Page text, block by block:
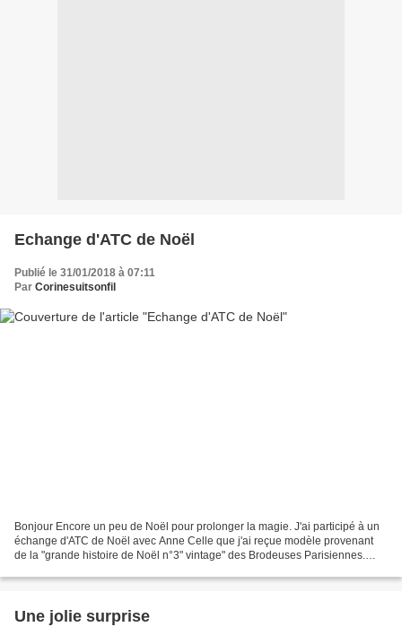
Echange d'ATC de Noël
Publié le 31/01/2018 à 07:11
Par Corinesuitsonfil
Bonjour Encore un peu de Noël pour prolonger la magie. J'ai participé à un
échange d'ATC de Noël avec Anne Celle que j'ai reçue modèle provenant
de la "grande histoire de Noël n°3" vintage" des Brodeuses Parisiennes.
Une jolie surprise